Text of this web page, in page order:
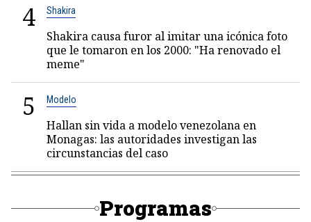
4 Shakira
Shakira causa furor al imitar una icónica foto
que le tomaron en los 2000: "Ha renovado el
meme"
5 Modelo
Hallan sin vida a modelo venezolana en
Monagas: las autoridades investigan las
circunstancias del caso
Programas